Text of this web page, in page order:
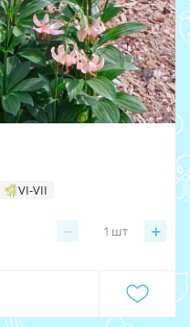
VI-VII
− +
1 шт